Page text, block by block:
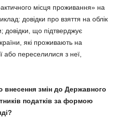
місця проживання» на
довідки про взяття на облік
довідки, що підтверджує
які проживають на
або переселилися з неї,
змін до Державного
податків за формою